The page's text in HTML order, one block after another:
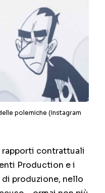
polemiche (Instagram
rapporti contrattuali
Production e i
produzione, nello